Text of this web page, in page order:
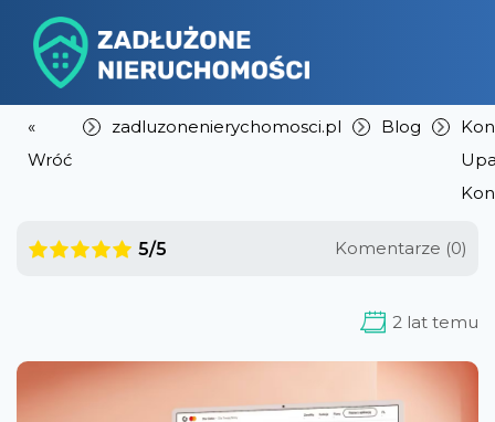
«
Wróć
zadluzonenierychomosci.pl Blog
5/5 Komentarze (0)
2 lat temu